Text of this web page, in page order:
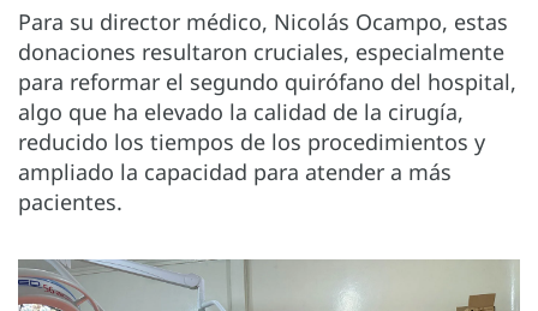
Para su director médico, Nicolás Ocampo, estas
donaciones resultaron cruciales, especialmente
para reformar el segundo quirófano del hospital,
algo que ha elevado la calidad de la cirugía,
reducido los tiempos de los procedimientos y
ampliado la capacidad para atender a más
pacientes.